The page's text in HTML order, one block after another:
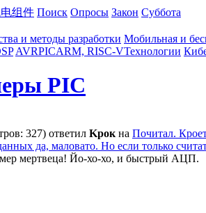
组件 Поиск Опросы Закон Суббота
и методы разработки Мобильная и
AVRPICARM, RISC-VТехнологии
PIC
327) ответил Kpoк на Почитал.
да, маловато. Но если только
мертвеца! Йо-хо-хо, и быстрый АЦП.